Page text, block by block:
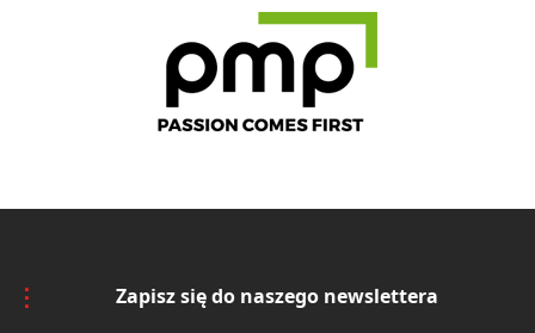
Zapisz się do naszego newslettera